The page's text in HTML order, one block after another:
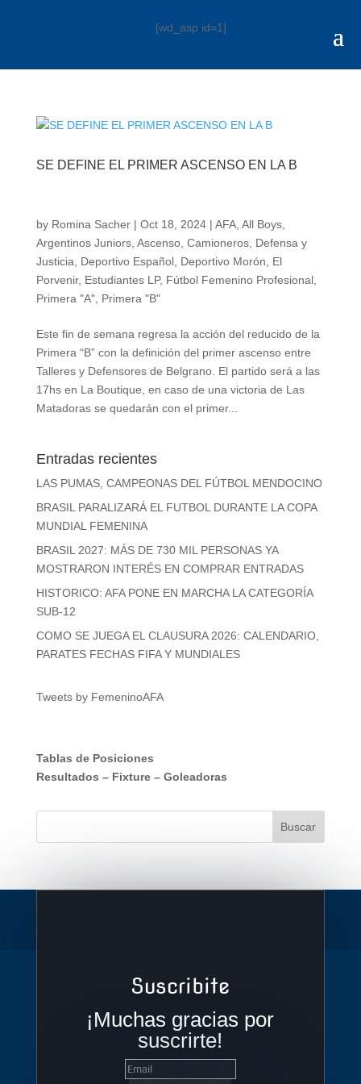
[wd_asp id=1]
SE DEFINE EL PRIMER ASCENSO EN LA B
by Romina Sacher| Oct 18, 2024| AFA, All Boys,
Argentinos Juniors, Ascenso, Camioneros, Defensa y
Justicia
Deportivo Español, Deportivo Morón
El
Porvenir, Estudiantes LP, Fútbol Femenino Profesional,
Primera "A", Primera "B"
Este fin de semana regresa la acción del reducido de la
Primera “B” con la definición del primer ascenso entre
Talleres y Defensores de Belgrano. El partido será a las
17hs en La Boutique, en caso de una victoria de Las
Matadoras se quedarán con el primer...
Entradas recientes
LAS PUMAS, CAMPEONAS DEL FÚTBOL MENDOCINO
BRASIL PARALIZARÁ EL FUTBOL DURANTE LA COPA
MUNDIAL FEMENINA
BRASIL 2027: MÁS DE 730 MIL PERSONAS YA
MOSTRARON INTERÉS EN COMPRAR ENTRADAS
HISTORICO: AFA PONE EN MARCHA LA CATEGORÍA
SUB-12
COMO SE JUEGA EL CLAUSURA 2026: CALENDARIO,
PARATES FECHAS FIFA Y MUNDIALES
Tweets by FemeninoAFA
Tablas de Posiciones
Resultados – Fixture– Goleadoras
Suscribite
¡Muchas gracias por
suscrirte!